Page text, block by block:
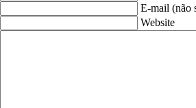
E-mail (não
Website